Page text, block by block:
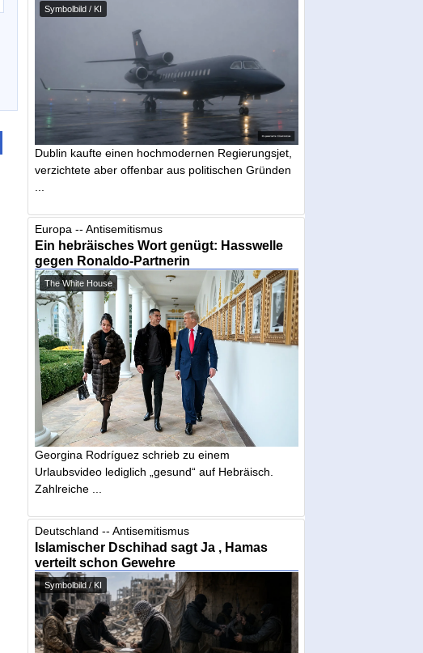
Symbolbild / KI
Dublin kaufte einen hochmodernen Regierungsjet,
verzichtete aber offenbar aus politischen Gründen
Europa -- Antisemitismus
Ein hebräisches Wort genügt: Hasswelle
gegen Ronaldo-Partnerin
The White House
Georgina Rodríguez schrieb zu einem
Urlaubsvideo lediglich „gesund“ auf Hebräisch.
Zahlreiche ...
Deutschland -- Antisemitismus
Islamischer Dschihad sagt Ja , Hamas
verteilt schon Gewehre
Symbolbild / KI